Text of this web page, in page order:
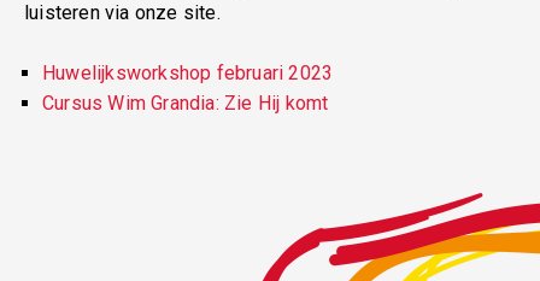
luisteren via onze site.
Huwelijksworkshop februari 2023
Cursus Wim Grandia: Zie Hij komt